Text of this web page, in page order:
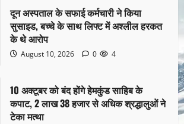
दून अस्पताल के सफाई कर्मचारी ने किया
सुसाइड, बच्चे के साथ लिफ्ट में अश्लील हरकत
के थे आरोप
August 10, 2026 0 4
10 अक्टूबर को बंद होंगे हेमकुंड साहिब के
कपाट, 2 लाख 38 हजार से अधिक श्रद्धालुओं ने
टेका मत्था